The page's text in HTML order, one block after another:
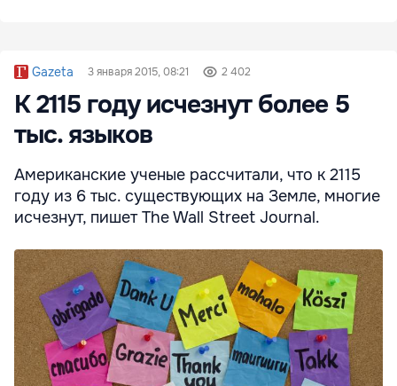
Gazeta 3 января 2015, 08:21 2 402
К 2115 году исчезнут более 5
тыс. языков
Американские ученые рассчитали, что к 2115
году из 6 тыс. существующих на Земле, многие
исчезнут, пишет The Wall Street Journal.